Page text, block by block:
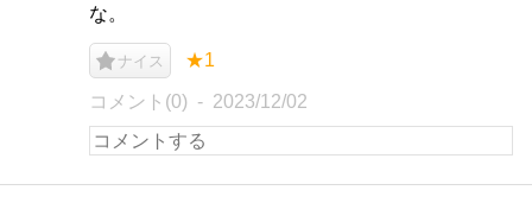
な。
ナイス ★1
コメント(0) 2023/12/02